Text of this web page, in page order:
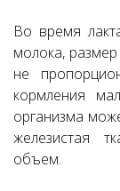
Во время
молока, размер
не
кормления
организма
железистая
объем.